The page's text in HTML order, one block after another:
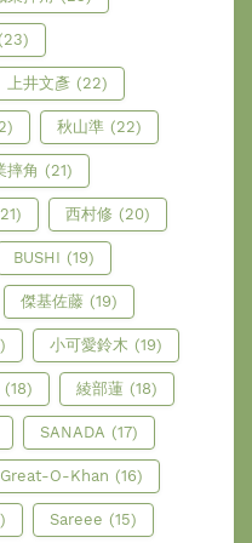
上井文彥 (22)
秋山準 (22)
摔角 (21)
西村修 (20)
BUSHI (19)
傑基佐藤 (19)
小可愛鈴木 (19)
(18) 綾部蓮 (18)
SANADA (17)
Great-O-Khan (16)
Sareee (15)